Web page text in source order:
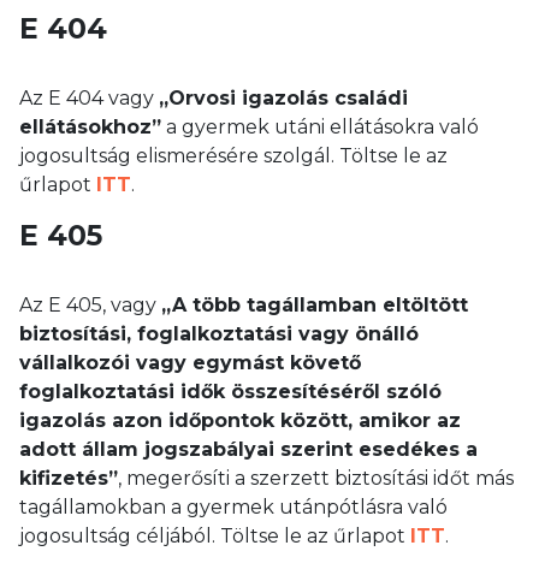
E 404
Az E 404 vagy „Orvosi igazolás családi
ellátásokhoz” a gyermek utáni ellátásokra való
jogosultság elismerésére szolgál. Töltse le az
űrlapot ITT.
E 405
Az E 405, vagy „A több tagállamban eltöltött
biztosítási, foglalkoztatási vagy önálló
vállalkozói vagy egymást követő
foglalkoztatási idők összesítéséről szóló
igazolás azon időpontok között, amikor az
adott állam jogszabályai szerint esedékes a
kifizetés”, megerősíti a szerzett biztosítási időt más
tagállamokban a gyermek utánpótlásra való
jogosultság céljából. Töltse le az űrlapot ITT.